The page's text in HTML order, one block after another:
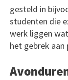
gesteld in
studenten die
werk liggen
het gebrek aan